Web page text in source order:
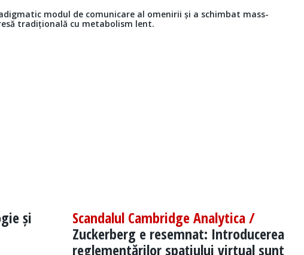
modul de comunicare al omenirii și a schimbat mass-
tradițională cu metabolism lent.
și
Scandalul Cambridge Analytica /
Zuckerberg e resemnat: Introducerea
reglementărilor spațiului virtual sunt